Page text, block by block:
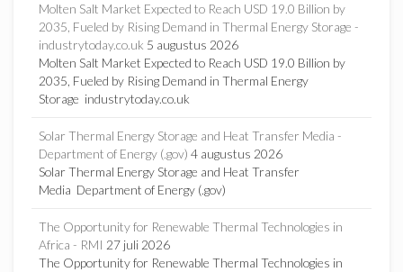
Molten Salt Market Expected to Reach USD 19.0 Billion by
2035, Fueled by Rising Demand in Thermal Energy Storage -
industrytoday.co.uk 5 augustus 2026
Molten Salt Market Expected to Reach USD 19.0 Billion by
2035, Fueled by Rising Demand in Thermal Energy
Storage industrytoday.co.uk
Solar Thermal Energy Storage and Heat Transfer Media -
Department of Energy (.gov) 4 augustus 2026
Solar Thermal Energy Storage and Heat Transfer
Media Department of Energy (.gov)
The Opportunity for Renewable Thermal Technologies in
Africa - RMI 27 juli 2026
The Opportunity for Renewable Thermal Technologies in